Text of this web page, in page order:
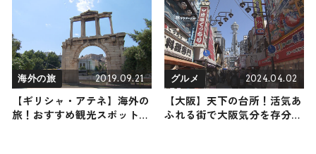
海外の旅 2019.09.21
【ギリシャ・アテネ】海外の
旅！おすすめ観光スポットや
グルメ 2024.04.02
【大阪】天下の台所！活気あ
ふれる街で大阪気分を存分に